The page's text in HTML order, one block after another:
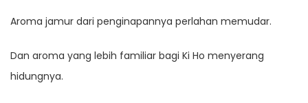
Aroma jamur dari penginapannya perlahan memudar.
Dan aroma yang lebih familiar bagi Ki Ho menyerang
hidungnya.